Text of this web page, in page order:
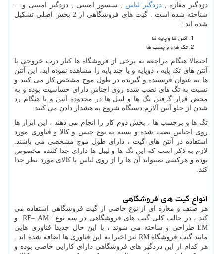
دزدگیر مغازه , دزدگیر لباس , سنسور امنیتی , دزدگیر امنیتی و....
شناخته شده است . گیت های فروشگاهی از 2 بخش اصلی تشکیل
شده اند :
آنتن ها و پایه ها
تگ ها و برچسب ها
احتمالا هنگام مراجعه به برخی از فروشگاه ها کنار درب خروجی با
آنتن های تک پایه ، دوپایه و یا چند پایه را مشاهده نموده اید، این آنتن
ها به عنوان فرستنده و گیرنده در طول موج مشخص کار می کنند و
نسبت به تگ های نصب شده روی اجناس دارای حساسیت بوده و به
محض قرار گرفتن تگ ها و لیبل ها در محدوده آنتن و یا هنگام رد
شدن از جلو آنتن آلارم دستگاه شروع به هشدار دادن می کنند.
تگ ها و برچسب ها ، بخش دوم کار را انجام می دهند ، این ابزار ها
روی اجناس نصب شده و بسته به نوع جنس و کالا و فناوری مورد
استفاده در آنتن های گیت ، دارای طول موج مشخصی می باشند.
لازم به ذکر است که این تگ ها و لیبل ها دارای جدا کننده مخصوص
بوده و هرکسی نمیتواند آن ها را از روی لباس یا کالای مورد نظر جدا
کند.
انواع گیت های فروشگاهی
هر صنف و مغازه ای از نوع خاصی از گیت فروشگاهی استفاده می
کند ، در حالت کلی گیت های فروشگاهی در سه نوع :AM
–
RF
و
EM طراحی و ساخته می شوند ، با این حال جدیدا فناوری هایی
مانند گیت فروشگاهRM نیز اخیرا به این فناوری ها اضافه شده اند .
هر کدام از این دزدگیر های فروشگاهی دارای کارایی خاصی بوده و